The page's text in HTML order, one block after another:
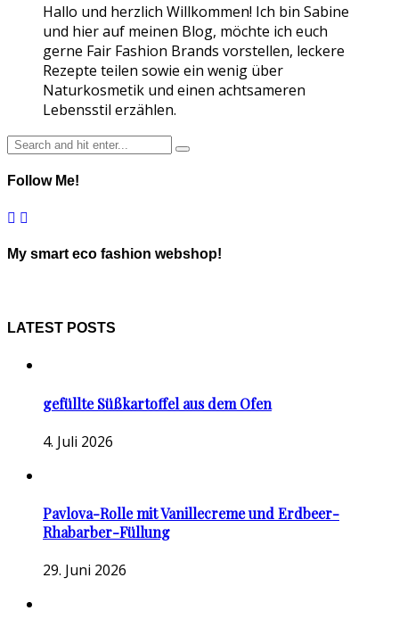
Hallo und herzlich Willkommen! Ich bin Sabine
und hier auf meinen Blog, möchte ich euch
gerne Fair Fashion Brands vorstellen, leckere
Rezepte teilen sowie ein wenig über
Naturkosmetik und einen achtsameren
Lebensstil erzählen.
Follow Me!
My smart eco fashion webshop!
LATEST POSTS
gefüllte Süßkartoffel aus dem Ofen
4. Juli 2026
Pavlova-Rolle mit Vanillecreme und Erdbeer-
Rhabarber-Füllung
29. Juni 2026